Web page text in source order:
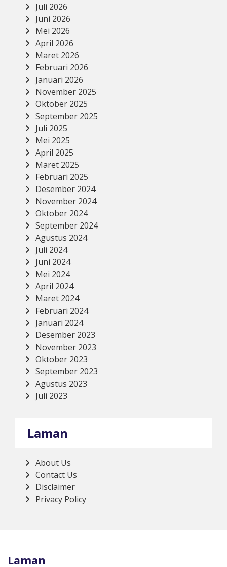
Juli 2026
Juni 2026
Mei 2026
April 2026
Maret 2026
Februari 2026
Januari 2026
November 2025
Oktober 2025
September 2025
Juli 2025
Mei 2025
April 2025
Maret 2025
Februari 2025
Desember 2024
November 2024
Oktober 2024
September 2024
Agustus 2024
Juli 2024
Juni 2024
Mei 2024
April 2024
Maret 2024
Februari 2024
Januari 2024
Desember 2023
November 2023
Oktober 2023
September 2023
Agustus 2023
Juli 2023
Laman
About Us
Contact Us
Disclaimer
Privacy Policy
Laman